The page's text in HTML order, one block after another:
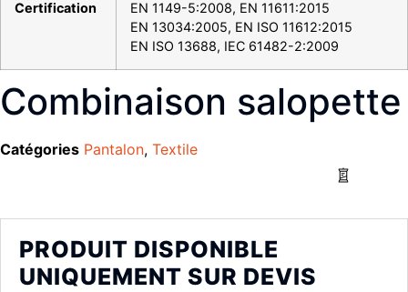
Certification
EN 1149-5:2008, EN 11611:2015
EN 13034:2005, EN ISO 11612:2015
EN ISO 13688, IEC 61482-2:2009
Combinaison salopette
Catégories Pantalon, Textile
PRODUIT DISPONIBLE
UNIQUEMENT SUR DEVIS